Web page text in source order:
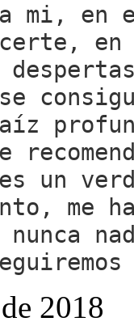
mi, en
un
me
2018